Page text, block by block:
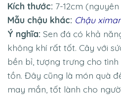
Kích thước: 7-12cm
Mẫu chậu khác: Chậu
Ý nghĩa: Sen đá có khả
không khí rất tốt. Cây với
bền bỉ, tượng trưng cho
tồn. Đây cũng là món quà
may mắn, tốt lành cho